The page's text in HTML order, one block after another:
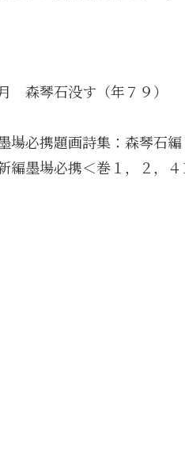
琴石没す（年７９）
必携題画詩集：森琴石編
場必携＜巻１，２，４